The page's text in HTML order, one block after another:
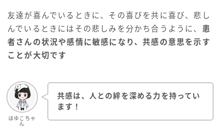
友達が喜んでいるときに、その喜びを共に喜び、悲し
んでいるときにはその悲しみを分かち合うように、 患
者さんの状況や感情に敏感になり、共感の意思を示す
ことが大切です
ほゆこちゃ
ん
共感は、人との絆を深める力を持ってい
ます！